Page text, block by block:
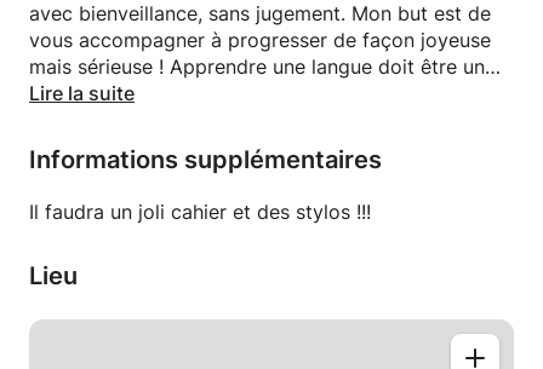
avec bienveillance, sans jugement. Mon but est de
vous accompagner à progresser de façon joyeuse
mais sérieuse ! Apprendre une langue doit être un
plaisir, un moment d'échange et de partage ! Mon
du quotidien, mais aussi de vous accompagner à
préparer des examens comme le DELF, le TCF ! Et
surtout vous rendre confiant, ne pas avoir peur de
faire des erreurs car les erreurs sont utiles pour
Lire la suite
Informations supplémentaires
Il faudra un joli cahier et des stylos !!!
Lieu